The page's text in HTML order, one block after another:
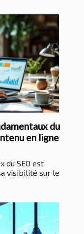
du
en ligne
du SEO est
visibilité sur le